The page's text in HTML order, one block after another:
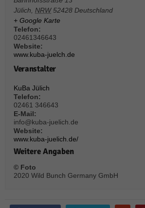
Jülich
NRW 52428 Deutschland
+ Google Karte
Telefon:
02461346643
Website:
www.kuba-juelch.de
Veranstalter
KuBa Jülich
Telefon:
02461 346643
E-Mail:
info@kuba-juelich.de
Website:
www.kuba-juelich.de/
Weitere Angaben
© Foto
2020 Wild Bunch Germany GmbH
Cookie-Informationen anzeigen
powered by Borlabs Cookie